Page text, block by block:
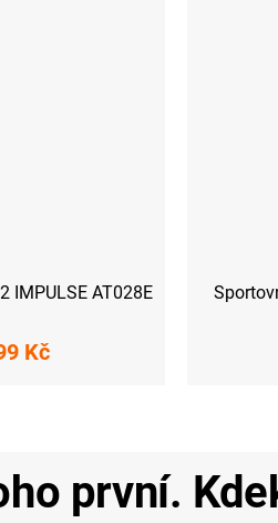
IMPULSE AT028E
Kč
první.